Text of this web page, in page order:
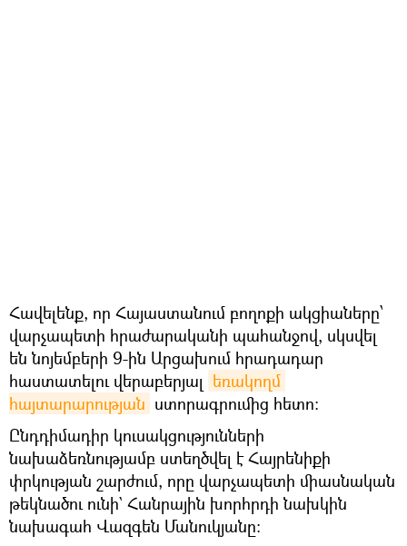
Հավելենք, որ Հայաստանում բողոքի ակցիաները՝
վարչապետի հրաժարականի պահանջով, սկսվել
են նոյեմբերի 9-ին Արցախում հրադադար
հաստատելու վերաբերյալ եռակողմ
հայտարարության ստորագրումից հետո։
Ընդդիմադիր կուսակցությունների
նախաձեռնությամբ ստեղծվել է Հայրենիքի
փրկության շարժում, որը վարչապետի միասնական
թեկնածու ունի` Հանրային խորհրդի նախկին
նախագահ Վազգեն Մանուկյանը։